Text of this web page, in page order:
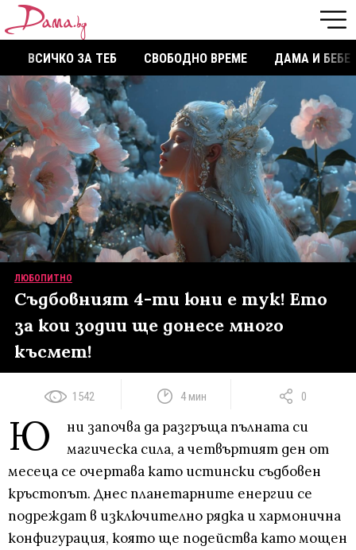
ВСИЧКО ЗА ТЕБ СВОБОДНО ВРЕМЕ ДАМА И БЕБЕ
ЛЮБОПИТНО
Съдбовният 4-ти юни е тук! Ето
за кои зодии ще донесе много
късмет!
1542 4 мин 0
Ю
ни започва да разгръща пълната си
магическа сила, а четвъртият ден от
месеца се очертава като истински съдбовен
кръстопът. Днес планетарните енергии се
подреждат в изключително рядка и хармонична
конфигурация, която ще подейства като мощен